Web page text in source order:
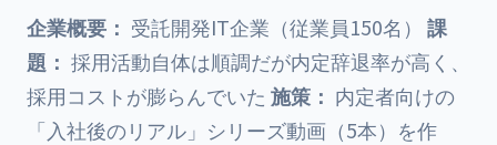
企業概要： 受託開発IT企業（従業員150名） 課
題： 採用活動自体は順調だが内定辞退率が高く、
採用コストが膨らんでいた 施策： 内定者向けの
「入社後のリアル」シリーズ動画（5本）を作